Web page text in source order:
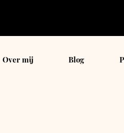
Over mij Blog